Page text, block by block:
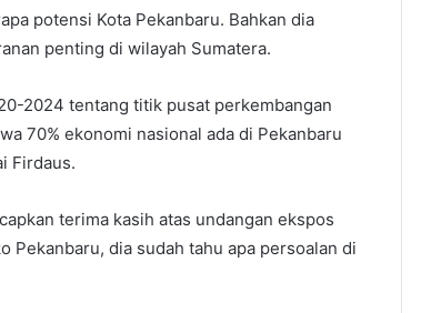
potensi Kota Pekanbaru. Bahkan dia
penting di wilayah Sumatera.
2024 tentang titik pusat perkembangan
70% ekonomi nasional ada di Pekanbaru
Firdaus.
terima kasih atas undangan ekspos
Pekanbaru, dia sudah tahu apa persoalan di